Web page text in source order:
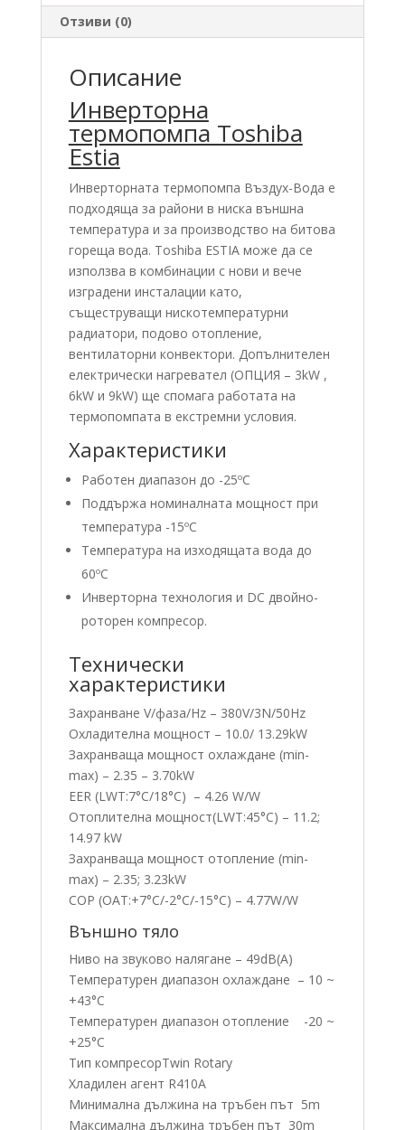
Отзиви (0)
Описание
Инверторна
термопомпа Toshiba
Estia
Инверторната термопомпа Въздух-Вода е
подходяща за райони в ниска външна
температура и за производство на битова
гореща вода. Toshiba ESTIA може да се
използва в комбинации с нови и вече
изградени инсталации като,
същеструващи нискотемпературни
радиатори, подово отопление,
вентилаторни конвектори. Допълнителен
електрически нагревател (ОПЦИЯ – 3kW ,
6kW и 9kW) ще спомага работата на
термопомпата в екстремни условия.
Характеристики
Работен диапазон до -25ºС
Поддържа номиналната мощност при
температура -15ºС
Температура на изходящата вода до
60ºС
​Инверторна технология и DC двойно-
роторен компресор.
Технически
характеристики
Захранване V/фаза/Hz – 380V/3N/50Hz
Охладителна мощност – 10.0/ 13.29kW
Захранваща мощност охлаждане (min-
max) – 2.35 – 3.70kW
EER (LWT:7°C/18°C) – 4.26 W/W
Отоплителна мощност(LWT:45°C) – 11.2;
14.97 kW
Захранваща мощност отопление (min-
max) – 2.35; 3.23kW
COP (OAT:+7°C/-2°C/-15°C) – 4.77W/W
Външно тяло
Ниво на звуково налягане – 49dB(A)
Температурен диапазон охлаждане – 10 ~
+43°C
Температурен диапазон отопление -20 ~
+25°C
Тип компресорTwin Rotary
Хладилен агент R410A
Минимална дължина на тръбен път 5m
Максимална дължина тръбен път 30m